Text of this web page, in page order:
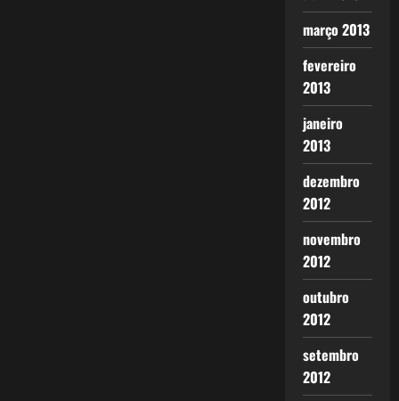
março 2013
fevereiro
2013
janeiro
2013
dezembro
2012
novembro
2012
outubro
2012
setembro
2012